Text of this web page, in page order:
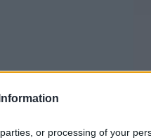
or processing of your
21:46